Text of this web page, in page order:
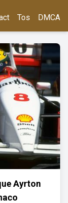
Tos DMCA
Ayrton